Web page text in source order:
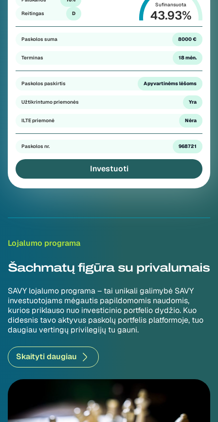
Reitingas D
Sufinansuota
43.93%
Paskolos suma 8000 €
Terminas 18 mėn.
Paskolos paskirtis Apyvartinėms lėšoms
Užtikrintumo priemonės Yra
ILTE priemonė Nėra
Paskolos nr. 968721
Investuoti
Lojalumo programa
Šachmatų figūra su privalumais
SAVY lojalumo programa – tai unikali galimybė SAVY
investuotojams mėgautis papildomomis naudomis,
kurios priklauso nuo investicinio portfelio dydžio. Kuo
didesnis tavo aktyvus paskolų portfelis platformoje, tuo
daugiau vertingų privilegijų tu gauni.
Skaityti daugiau